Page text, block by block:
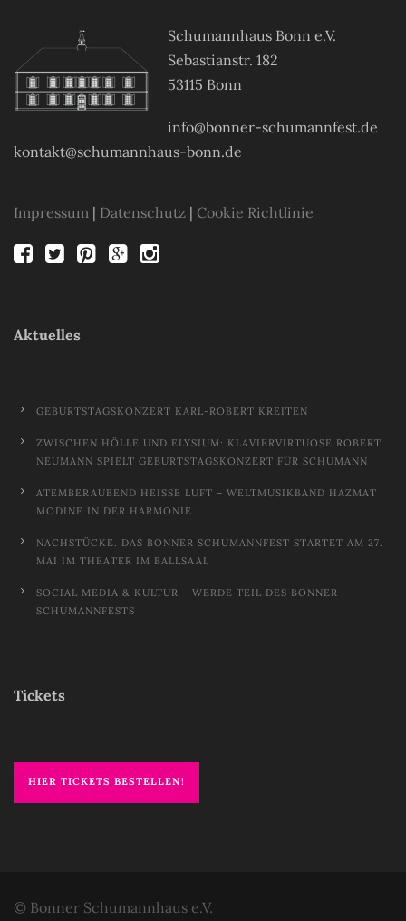
Schumannhaus Bonn e.V.
Sebastianstr. 182
53115 Bonn
info@bonner-schumannfest.de
kontakt@schumannhaus-bonn.de
Impressum | Datenschutz | Cookie Richtlinie
Aktuelles
GEBURTSTAGSKONZERT KARL-ROBERT KREITEN
ZWISCHEN HÖLLE UND ELYSIUM: KLAVIERVIRTUOSE ROBERT
NEUMANN SPIELT GEBURTSTAGSKONZERT FÜR SCHUMANN
ATEMBERAUBEND HEISSE LUFT – WELTMUSIKBAND HAZMAT M
ODINE IN DER HARMONIE
NACHSTÜCKE. DAS BONNER SCHUMANNFEST STARTET AM 27.
MAI IM THEATER IM BALLSAAL
SOCIAL MEDIA & KULTUR – WERDE TEIL DES BONNER
SCHUMANNFESTS
Tickets
HIER TICKETS BESTELLEN!
© Bonner Schumannhaus e.V.